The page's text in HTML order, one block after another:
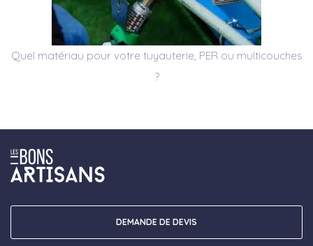
Quel matériau pour votre tuyauterie, PER ou multicouches
?
DEMANDE DE DEVIS